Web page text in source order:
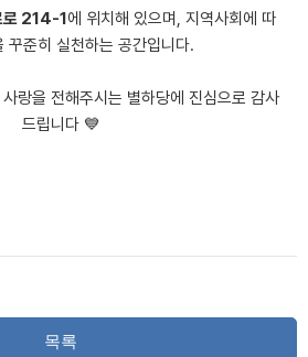
로 214-1에 위치해 있으며, 지역사회에 따
꾸준히 실천하는 공간입니다.
랑을 전해주시는 별하당에 진심으로 감사
드립니다 💙
목록